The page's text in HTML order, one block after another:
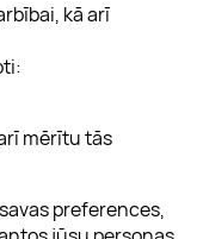
kā arī
mērītu tās
preferences,